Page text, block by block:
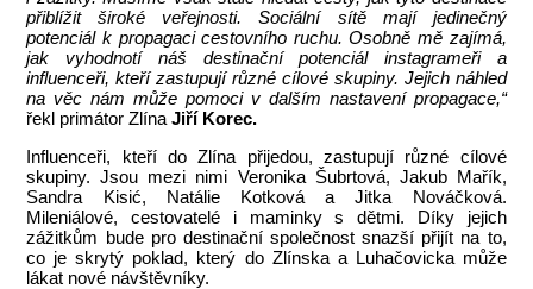
přiblížit široké veřejnosti. Sociální sítě mají jedinečný
potenciál k propagaci cestovního ruchu. Osobně mě zajímá,
jak vyhodnotí náš destinační potenciál instagrameři a
influenceři, kteří zastupují různé cílové skupiny. Jejich náhled
na věc nám může pomoci v dalším nastavení propagace,“
řekl primátor Zlína Jiří Korec.
Influenceři, kteří do Zlína přijedou, zastupují různé cílové
skupiny. Jsou mezi nimi Veronika Šubrtová, Jakub Mařík,
Sandra Kisić, Natálie Kotková a Jitka Nováčková.
Mileniálové, cestovatelé i maminky s dětmi. Díky jejich
zážitkům bude pro destinační společnost snazší přijít na to,
co je skrytý poklad, který do Zlínska a Luhačovicka může
lákat nové návštěvníky.